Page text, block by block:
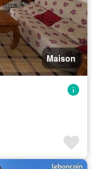
Maison